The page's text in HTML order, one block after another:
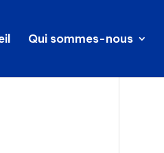
Qui sommes-nous